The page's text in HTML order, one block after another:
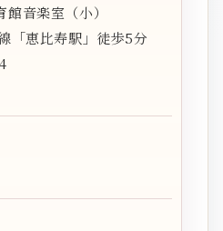
音楽室（小）
「恵比寿駅」徒歩5分